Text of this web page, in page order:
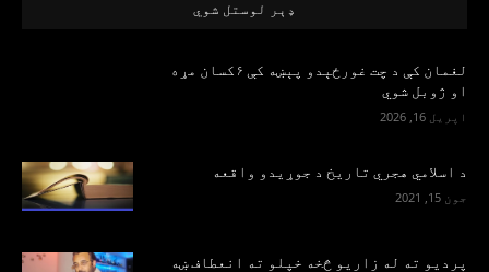
ډېر لوستل شوي
لغمان کې د چت غورځېدو پېښه کې ۶کسان مړه
او ژوبل شوي
اپریل 16, 2026
د اسلامي هجري تاریخ د جوړیدو واقعه
جون 15, 2021
پرديو ته له زاريو څخه خپلو ته انعطاف ښه